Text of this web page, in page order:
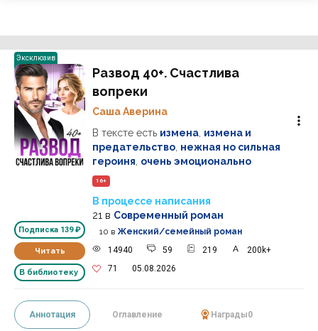
Эксклюзив
Подписка 139 ₽
Читать
В библиотеку
Развод 40+. Счастлива
вопреки
Саша Аверина
В тексте есть измена измена и
предательство нежная но сильная
героиня очень эмоционально
16+
В процессе написания
21 в Современный роман
10 в Женский/семейный роман
14940
59 219
200k+
71
05.08.2026
Аннотация Оглавление Награды0